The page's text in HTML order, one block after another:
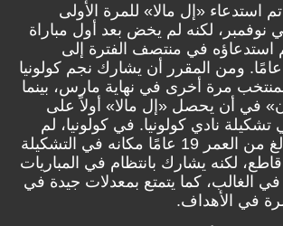
«إل مالا» للمرة الأولى
نوفمبر، لكنه لم يخض بعد أول مباراة
استدعاؤه في منتصف الفترة إلى
منتخب تحت 21 عامًا. ومن المقرر أن يشارك نجم كولونيا
مرة أخرى في نهاية مارس، بينما
في أن يحصل «إل مالا» أولاً على
نادي كولونيا. في كولونيا، لم
يحجز اللاعب البالغ من العمر 19 عامًا مكانه في التشكيلة
لكنه يشارك بانتظام في المباريات
في الغالب، كما يتمتع بمعدلات جيدة في
في الأهداف.